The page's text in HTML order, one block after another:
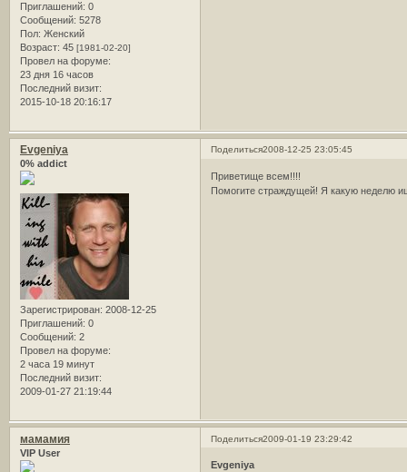
Приглашений: 0
Сообщений: 5278
Пол: Женский
Возраст: 45 [1981-02-20]
Провел на форуме:
23 дня 16 часов
Последний визит:
2015-10-18 20:16:17
Поделиться2008-12-25 23:05:45
Evgeniya
0% addict
Зарегистрирован: 2008-12-25
Приглашений: 0
Сообщений: 2
Провел на форуме:
2 часа 19 минут
Последний визит:
2009-01-27 21:19:44
Приветище всем!!!!
Помогите страждущей! Я какую неделю
Поделиться2009-01-19 23:29:42
мамамия
VIP User
Evgeniya